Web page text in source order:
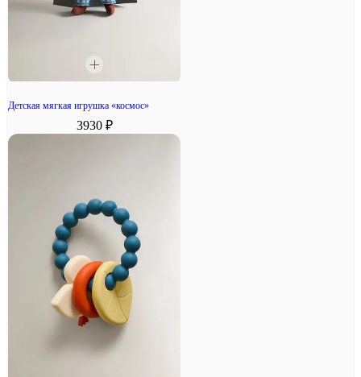
Детская мягкая игрушка «космос»
3930 ₽